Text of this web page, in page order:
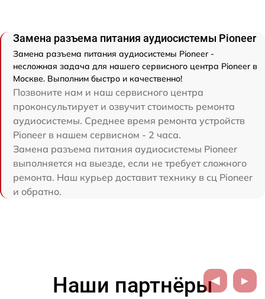
Замена разъема питания аудиосистемы Pioneer
Замена разъема питания аудиосистемы Pioneer -
несложная задача для нашего сервисного центра Pioneer в
Москве. Выполним быстро и качественно!
Позвоните нам и наш сервисного центра
проконсультирует и озвучит стоимость ремонта
аудиосистемы. Среднее время ремонта устройств
Pioneer в нашем сервисном - 2 часа.
Замена разъема питания аудиосистемы Pioneer
выполняется на выезде, если не требует сложного
ремонта. Наш курьер доставит технику в сц Pioneer
и обратно.
Наши партнёры